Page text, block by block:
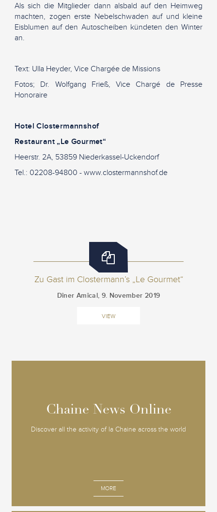
Als sich die Mitglieder dann alsbald auf den Heimweg
machten, zogen erste Nebelschwaden auf und kleine
Eisblumen auf den Autoscheiben kündeten den Winter
an.
Text: Ulla Heyder, Vice Chargée de Missions
Fotos; Dr. Wolfgang Frieß, Vice Chargé de Presse
Honoraire
Hotel Clostermannshof
Restaurant „Le Gourmet“
Heerstr. 2A, 53859 Niederkassel-Uckendorf
Tel.: 02208-94800 - www.clostermannshof.de
Zu Gast im Clostermann’s „Le Gourmet“
Dîner Amîcal, 9. November 2019
VIEW
Chaine News Online
Discover all the activity of la Chaine across the world
MORE
Chaine News Online